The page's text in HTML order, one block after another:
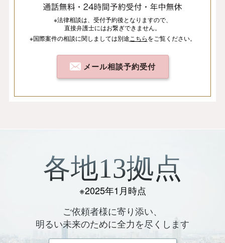
※法律相談は、 受付予約後となりますので、
直接弁護士にはお繋ぎできません。
※国際案件の相談に関しましては別途 こちらをご覧ください。
メール相談予約受付
各地13拠点
※2025年1月時点
ご依頼者様に寄り添い、
明るい未来のために全力を尽くします